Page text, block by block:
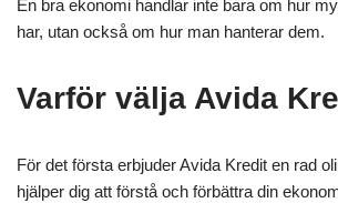
En bra ekonomi handlar inte bara om hur
har, utan också om hur man hanterar dem.
Varför välja Avida
För det första erbjuder Avida Kredit en rad
hjälper dig att förstå och förbättra din